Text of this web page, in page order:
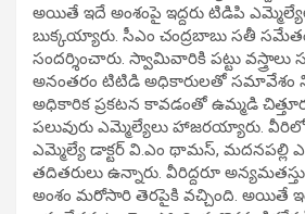
అయితే ఇదే అంశంపై ఇద్దరు టిడిపి
బుక్కయ్యారు. సీఎం చంద్రబాబు సతీ
సందర్శించారు. స్వామివారికి పట్టు వస్త్రాలు
అనంతరం టిటిడి అధికారులతో సమావేశం
అధికారిక ప్రకటన కావడంతో ఉమ్మడి
పలువురు ఎమ్మెల్యేలు హాజరయ్యారు. వీరిలో
ఎమ్మెల్యే డాక్టర్ వి.ఎం థామస్,
తదితరులు ఉన్నారు. వీరిద్దరూ
అంశం మరోసారి తెరపైకి వచ్చింది. అయితే